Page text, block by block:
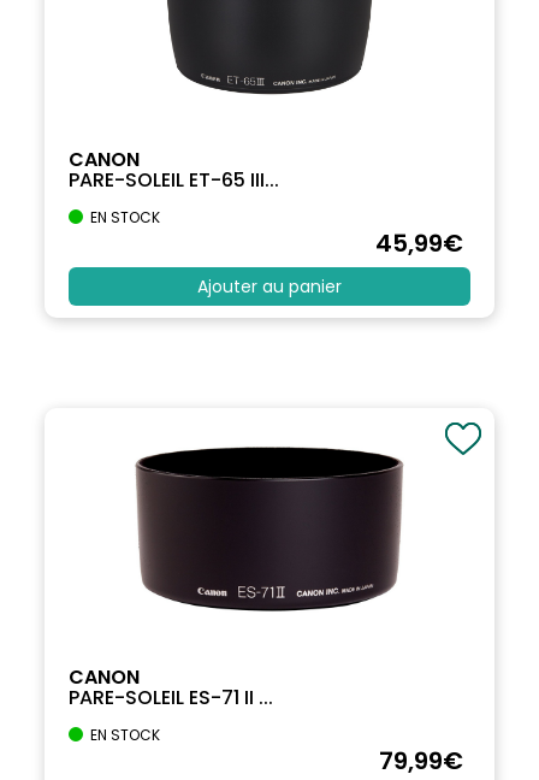
CANON
PARE-SOLEIL ET-65 III...
EN STOCK
45,99€
Ajouter au panier
CANON
PARE-SOLEIL ES-71 II ...
EN STOCK
79,99€